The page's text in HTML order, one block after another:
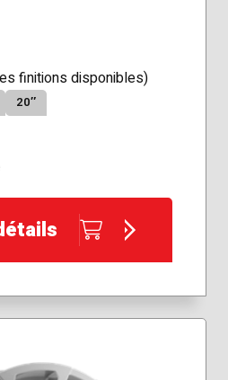
finitions disponibles)
20″